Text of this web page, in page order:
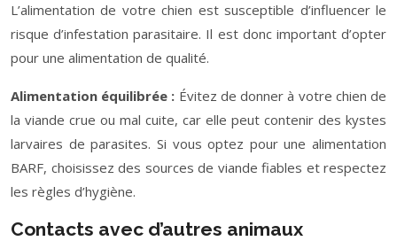
L’alimentation de votre chien est susceptible d’influencer le
risque d’infestation parasitaire. Il est donc important d’opter
pour une alimentation de qualité.
Alimentation équilibrée : Évitez de donner à votre chien de
la viande crue ou mal cuite, car elle peut contenir des kystes
larvaires de parasites. Si vous optez pour une alimentation
BARF, choisissez des sources de viande fiables et respectez
les règles d’hygiène.
Contacts avec d’autres animaux